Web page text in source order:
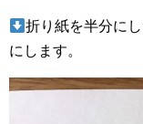
折り紙を半分に
にします。